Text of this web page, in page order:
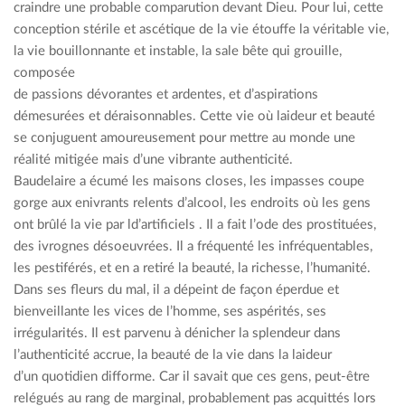
craindre une probable comparution devant Dieu. Pour lui, cette
conception stérile et ascétique de la vie étouffe la véritable vie,
la vie bouillonnante et instable, la sale bête qui grouille,
composée
de passions dévorantes et ardentes, et d’aspirations
démesurées et déraisonnables. Cette vie où laideur et beauté
se conjuguent amoureusement pour mettre au monde une
réalité mitigée mais d’une vibrante authenticité.
Baudelaire a écumé les maisons closes, les impasses coupe
gorge aux enivrants relents d’alcool, les endroits où les gens
ont brûlé la vie par ld’artificiels . Il a fait l’ode des prostituées,
des ivrognes désoeuvrées. Il a fréquenté les infréquentables,
les pestiférés, et en a retiré la beauté, la richesse, l’humanité.
Dans ses fleurs du mal, il a dépeint de façon éperdue et
bienveillante les vices de l’homme, ses aspérités, ses
irrégularités. Il est parvenu à dénicher la splendeur dans
l’authenticité accrue, la beauté de la vie dans la laideur
d’un quotidien difforme. Car il savait que ces gens, peut-être
relégués au rang de marginal, probablement pas acquittés lors